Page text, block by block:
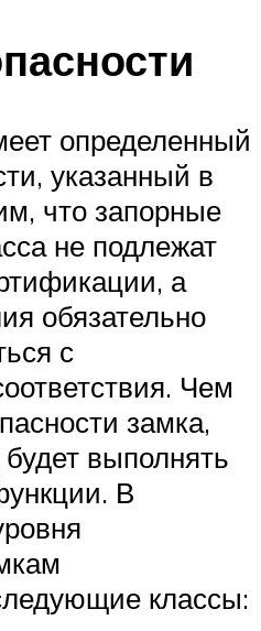
определенный
указанный в
что запорные
не подлежат
а
обязательно
с
Чем
замка,
выполнять
В
классы: